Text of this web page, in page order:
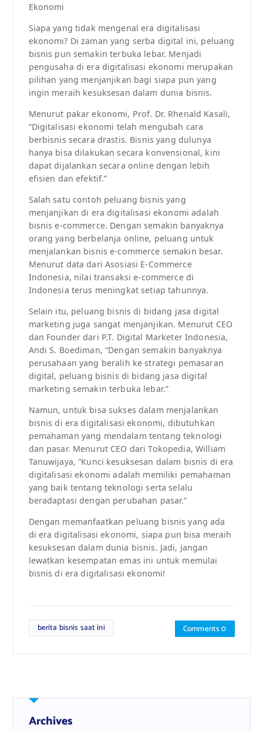
Ekonomi
Siapa yang tidak mengenal era digitalisasi
ekonomi? Di zaman yang serba digital ini, peluang
bisnis pun semakin terbuka lebar. Menjadi
pengusaha di era digitalisasi ekonomi merupakan
pilihan yang menjanjikan bagi siapa pun yang
ingin meraih kesuksesan dalam dunia bisnis.
Menurut pakar ekonomi, Prof. Dr. Rhenald Kasali,
“Digitalisasi ekonomi telah mengubah cara
berbisnis secara drastis. Bisnis yang dulunya
hanya bisa dilakukan secara konvensional, kini
dapat dijalankan secara online dengan lebih
efisien dan efektif.”
Salah satu contoh peluang bisnis yang
menjanjikan di era digitalisasi ekonomi adalah
bisnis e-commerce. Dengan semakin banyaknya
orang yang berbelanja online, peluang untuk
menjalankan bisnis e-commerce semakin besar.
Menurut data dari Asosiasi E-Commerce
Indonesia, nilai transaksi e-commerce di
Indonesia terus meningkat setiap tahunnya.
Selain itu, peluang bisnis di bidang jasa digital
marketing juga sangat menjanjikan. Menurut CEO
dan Founder dari P.T. Digital Marketer Indonesia,
Andi S. Boediman, “Dengan semakin banyaknya
perusahaan yang beralih ke strategi pemasaran
digital, peluang bisnis di bidang jasa digital
marketing semakin terbuka lebar.”
Namun, untuk bisa sukses dalam menjalankan
bisnis di era digitalisasi ekonomi, dibutuhkan
pemahaman yang mendalam tentang teknologi
dan pasar. Menurut CEO dari Tokopedia, William
Tanuwijaya, “Kunci kesuksesan dalam bisnis di era
digitalisasi ekonomi adalah memiliki pemahaman
yang baik tentang teknologi serta selalu
beradaptasi dengan perubahan pasar.”
Dengan memanfaatkan peluang bisnis yang ada
di era digitalisasi ekonomi, siapa pun bisa meraih
kesuksesan dalam dunia bisnis. Jadi, jangan
lewatkan kesempatan emas ini untuk memulai
bisnis di era digitalisasi ekonomi!
berita bisnis saat ini Comments 0
Archives